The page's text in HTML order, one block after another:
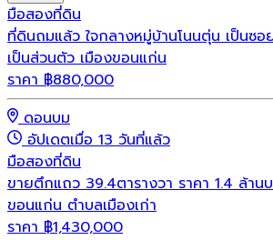
มือสองที่ดิน
ที่ดินถมแล้ว ใจกลางหมู่บ้านโนนตุ่น เป็นซอ
เป็นส่วนตัว เมืองขอนแก่น
ราคา ฿880,000
ดอนบม
อัปเดตเมื่อ 13 วันที่แล้ว
มือสองที่ดิน
ขายตึกแถว 39.4ตารางวา ราคา 1.4 ล้าน
ขอนแก่น ตำบลเมืองเก่า
ราคา ฿1,430,000